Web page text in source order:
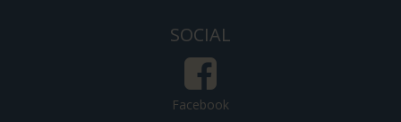
SOCIAL
Facebook